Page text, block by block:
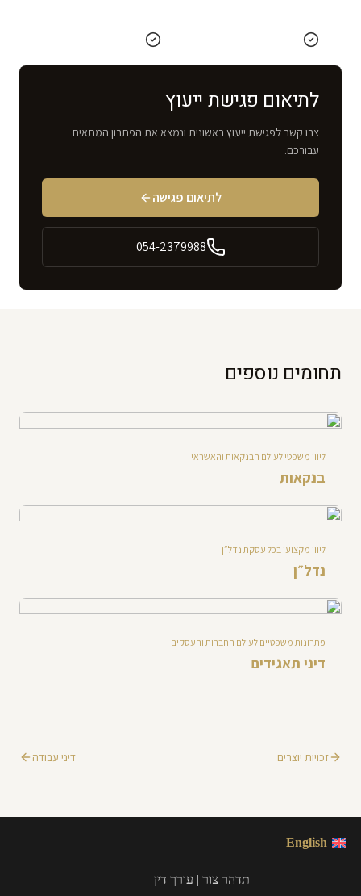
לתיאום פגישת ייעוץ
צרו קשר לפגישת ייעוץ ראשונית ונמצא את הפתרון המתאים
עבורכם.
לתיאום פגישה
054-2379988
תחומים נוספים
ליווי משפטי לעולם הבנקאות והאשראי
בנקאות
ליווי מקצועי בכל עסקת נדל״ן
נדל״ן
פתרונות משפטיים לעולם החברות והעסקים
דיני תאגידים
זכויות יוצרים דיני עבודה
English
תדהר צור | עורך דין